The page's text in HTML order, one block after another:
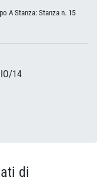
A Stanza: Stanza n. 15
14
di